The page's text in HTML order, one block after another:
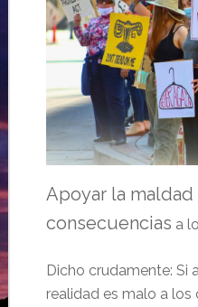
Apoyar la maldad
consecuencias a
Dicho crudamente: Si
realidad es malo a